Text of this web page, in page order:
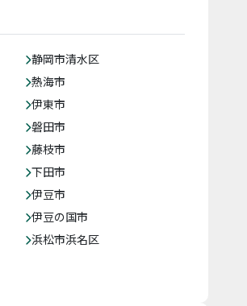
静岡市清水区
熱海市
伊東市
磐田市
藤枝市
下田市
伊豆市
伊豆の国市
浜松市浜名区